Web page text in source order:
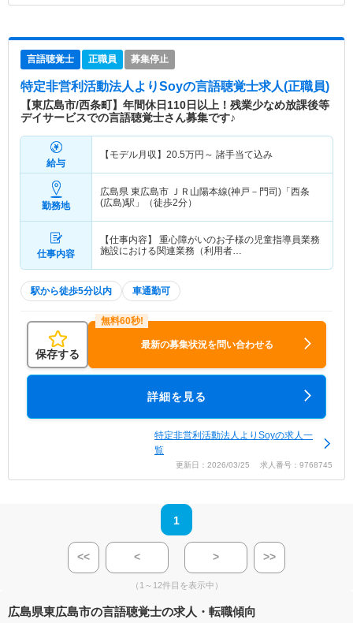
言語聴覚士 正職員 募集停止
特定非営利活動法人よりSoyの言語聴覚士求人(正職員)
【東広島市/西条町】年間休日110日以上！残業少なめ放課後等
デイサービスでの言語聴覚士さん募集です♪
給与
【モデル月収】 20.5万円～ 諸手当て込み
勤務地
広島県 東広島市 ＪＲ山陽本線(神戸－門司)「西条
(広島)駅」（徒歩2分）
仕事内容
【仕事内容】 重心障がいのお子様の児童指導員業務
施設における関連業務（利用者…
駅から徒歩5分以内 車通勤可
保存する
最新の募集状況を問い合わせる
詳細を見る
特定非営利活動法人よりSoyの求人一
覧
更新日：2026/03/25 求人番号：9768745
1
<< < > >>
（1～12件目を表示中）
広島県東広島市の言語聴覚士の求人・転職傾向